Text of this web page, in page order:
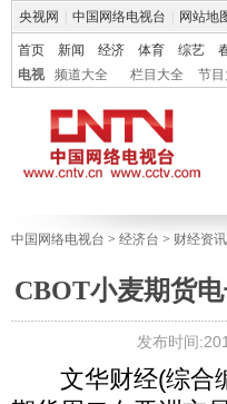
央视网 中国网络电视台 网站地
首页 新闻 经济 体育 综艺
电视
频道大全 栏目大全 节目
中国网络电视台 > 经济台 > 财经资讯
CBOT小麦期货
发布时间
文华财经(综合编